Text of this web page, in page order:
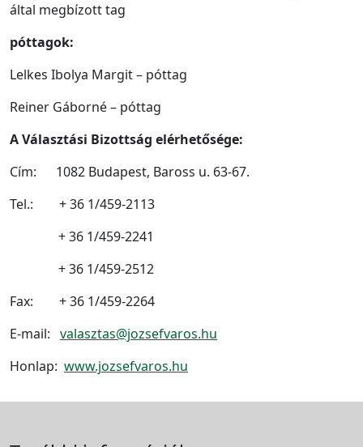
által megbízott tag
póttagok:
Lelkes Ibolya Margit – póttag
Reiner Gáborné – póttag
A Választási Bizottság elérhetősége:
Cím: 1082 Budapest, Baross u. 63-67.
Tel.: + 36 1/459-2113
+ 36 1/459-2241
+ 36 1/459-2512
Fax: + 36 1/459-2264
E-mail: valasztas@jozsefvaros.hu
Honlap: www.jozsefvaros.hu